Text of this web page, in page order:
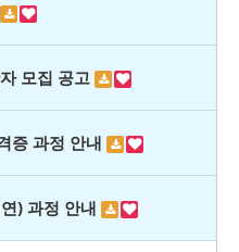
모집 공고
증 과정 안내
) 과정 안내